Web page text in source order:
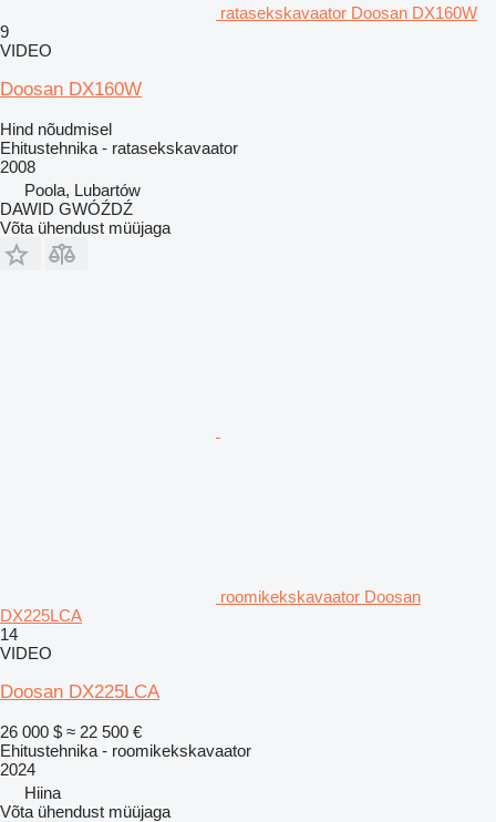
ratasekskavaator Doosan DX160W
9
VIDEO
Doosan DX160W
Hind nõudmisel
Ehitustehnika - ratasekskavaator
2008
Poola, Lubartów
DAWID GWÓŹDŹ
Võta ühendust müüjaga
roomikekskavaator Doosan
DX225LCA
14
VIDEO
Doosan DX225LCA
26 000 $ ≈ 22 500 €
Ehitustehnika - roomikekskavaator
2024
Hiina
Võta ühendust müüjaga